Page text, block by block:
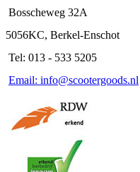
Bosscheweg 32A
5056KC, Berkel-Enschot
Tel: 013 - 533 5205
Email: info@scootergoods.nl